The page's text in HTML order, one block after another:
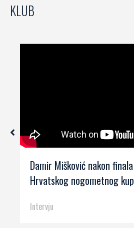
KLUB
Damir Mišković nakon
Hrvatskog nogometnog
Intervju